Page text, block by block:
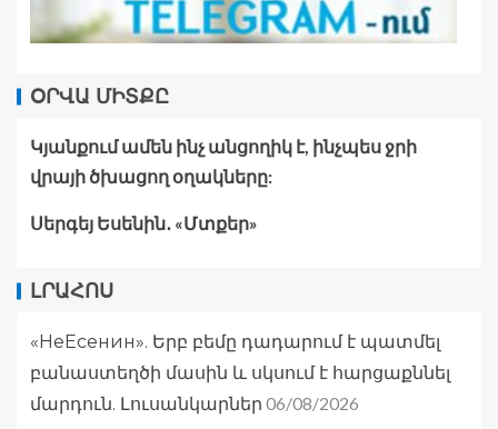
ՕՐՎԱ ՄԻՏՔԸ
Կյանքում ամեն ինչ անցողիկ է, ինչպես ջրի
վրայի ծխացող օղակները:
Սերգեյ Եսենին․ «Մտքեր»
ԼՐԱՀՈՍ
«НеЕсенин». Երբ բեմը դադարում է պատմել
բանաստեղծի մասին և սկսում է հարցաքննել
մարդուն. Լուսանկարներ 06/08/2026